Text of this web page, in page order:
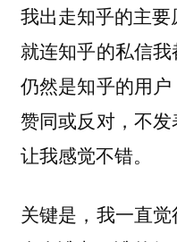
我出走知乎的主要
就连知乎的私信
仍然是知乎的用
赞同或反对，不
让我感觉不错。
关键是，我一直